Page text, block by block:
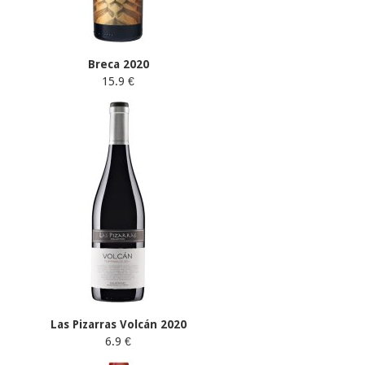
Breca 2020
15.9 €
Las Pizarras Volcán 2020
6.9 €